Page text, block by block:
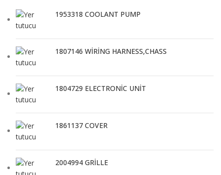
1953318 COOLANT PUMP
1807146 WİRİNG HARNESS,CHASS
1804729 ELECTRONİC UNİT
1861137 COVER
2004994 GRİLLE